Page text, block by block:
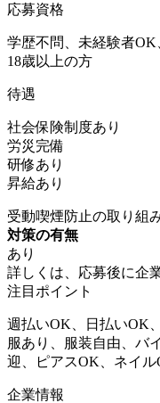
応募資格
学歴不問、未経験者OK
18歳以上の方
待遇
社会保険制度あり
労災完備
研修あり
昇給あり
受動喫煙防止の取り組
対策の有無
あり
詳しくは、応募後に企
注目ポイント
週払いOK、日払いOK
服あり、服装自由、バ
迎、ピアスOK、ネイ
企業情報